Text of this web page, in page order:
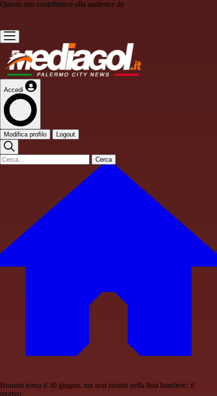
Questo sito contribuisce alla audience de
Accedi
Modifica profilo Logout
Cerca
Brunori torna il 30 giugno, ma non rientra nella lista bandiere: il
motivo